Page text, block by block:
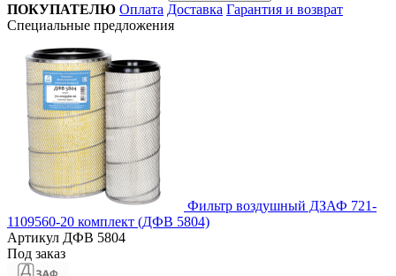
ПОКУПАТЕЛЮ Оплата Доставка Гарантия и возврат
Специальные предложения
Фильтр воздушный ДЗАФ 721-
1109560-20 комплект (ДФВ 5804)
Артикул ДФВ 5804
Под заказ